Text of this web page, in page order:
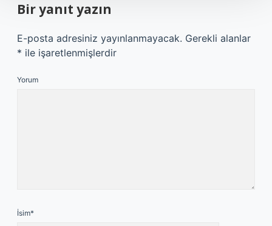
Bir yanıt yazın
E-posta adresiniz yayınlanmayacak. Gerekli alanlar
* ile işaretlenmişlerdir
Yorum
İsim*